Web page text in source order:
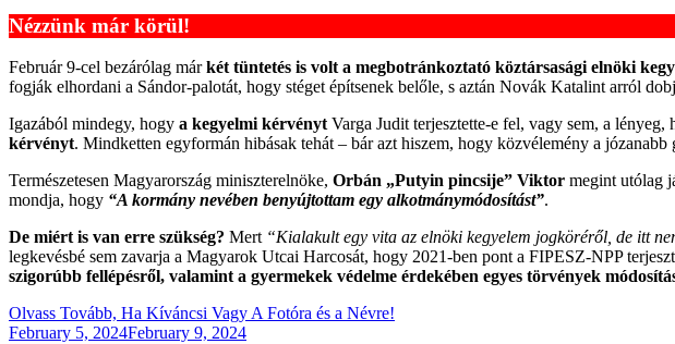
Nézzünk már körül!
Február 9-cel bezárólag márkét tüntetés is volt a megbotránkoztató köztársasági elnöki
fogják elhordani a Sándor-palotát, hogy stéget építsenek belőle, s aztán Novák Katalint arról
Igazából mindegy, hogy a kegyelmi kérvényt Varga Judit terjesztette-e fel, vagy sem, a
kérvényt. Mindketten egyformán hibásak tehát – bár azt hiszem, hogy közvélemény a
Természetesen Magyarország miniszterelnöke, Orbán „Putyin pincsije” Viktor megint utólag
mondja, hogy “A kormány nevében benyújtottam egy alkotmánymódosítást”.
De miért is van erre szükség? Mert “Kialakult egy vita az elnöki kegyelem jogköréről, de itt
legkevésbé sem zavarja a Magyarok Utcai Harcosát, hogy 2021-ben pont a FIPESZ-NPP
szigorúbb fellépésről, valamint a gyermekek védelme érdekében egyes törvények
Olvass Tovább, Ha Kíváncsi Vagy A Fotóra és a Névre!
Posted
February 5, 2024February 9, 2024